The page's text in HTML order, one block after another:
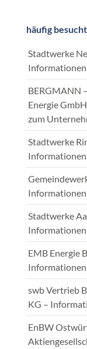
häufig
Stadtwerke
BERGMANN
Energie
zum
Stadtwerke
Stadtwerke
EMB Energie
swb Vertrieb
KG –
EnBW